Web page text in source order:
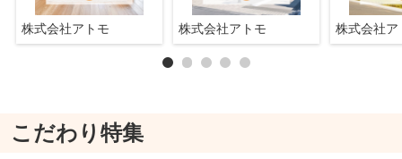
株式会社アトモ 株式会社アトモ 株式会社
こだわり特集